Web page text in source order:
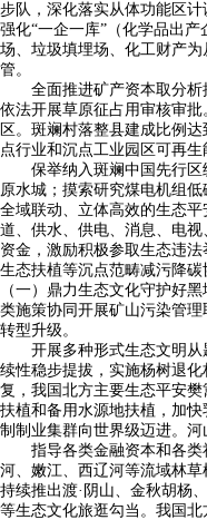
步队，深化落实从体功能区
强化“一企一库”（化学品出
场、垃圾填埋场、化工财产
管。
全面推进矿产资本取分析
依法开展草原征占用审核审
区。斑斓村落整县建成比例
点行业和沉点工业园区可再生
保举纳入斑斓中国先行区
原水城；摸索研究煤电机组
全域联动、立体高效的生态
道、供水、供电、消息、电
资金，激励积极参取生态违
生态扶植等沉点范畴减污降碳
（一）鼎力生态文化守护好
类施策协同开展矿山污染管
转型升级。
开展多种形式生态文明从
续性稳步提拔，实施杨树退
复，我国北方主要生态平安
扶植和备用水源地扶植，加
制制业集群向世界级迈进。河
指导各类金融资本和各类
河、嫩江、西辽河等流域林草
持续推出渡·阴山、金秋胡杨
等生态文化旅逛勾当。我国北